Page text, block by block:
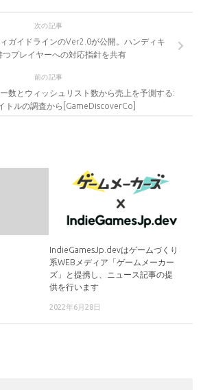
次の記事
ガイドラインのVer2.0が公開。ハンディキ
つプレイヤーへの対応指針を共有
前の記事
数とウィッシュリスト数から売上を予測する:
トルの調査から[GameDiscoverCo]
IndieGamesJp.devはゲームづくり
系WEBメディア「ゲームメーカー
ズ」と提携し、ニュース記事の提
供を行います
2022年6月28日